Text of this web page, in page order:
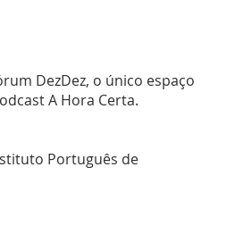
DezDez, o único espaço
A Hora Certa.
Português de